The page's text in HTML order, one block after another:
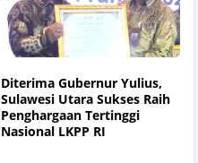
Diterima Gubernur Yulius,
Sulawesi Utara Sukses Raih
Penghargaan Tertinggi
Nasional LKPP RI